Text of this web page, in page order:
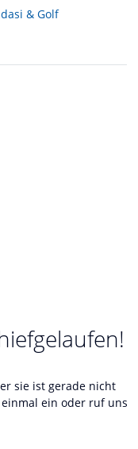
& Golf
sie ist gerade nicht
ein oder ruf uns